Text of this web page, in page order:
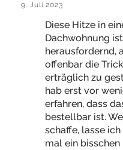
9. Juli 2023
Diese Hitze in
Dachwohnung
herausfordernd,
offenbar die
erträglich zu
hab erst vor
erfahren, dass
bestellbar ist.
schaffe, lasse
mal ein